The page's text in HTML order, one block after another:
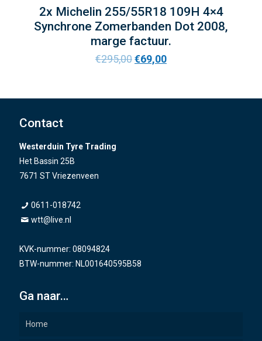
2x Michelin 255/55R18 109H 4×4
Synchrone Zomerbanden Dot 2008,
marge factuur.
€295,00€69,00
Contact
Westerduin Tyre Trading
Het Bassin 25B
7671 ST Vriezenveen
0611-018742
wtt@live.nl
KVK-nummer: 08094824
BTW-nummer: NL001640595B58
Ga naar…
Home